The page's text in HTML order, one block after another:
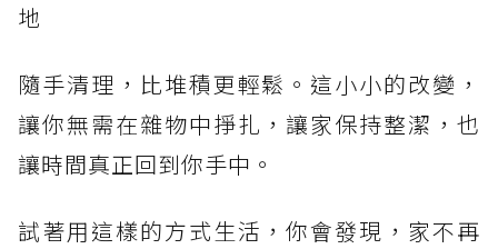
地
隨手清理，比堆積更輕鬆。這小小的改變，
讓你無需在雜物中掙扎，讓家保持整潔，也
讓時間真正回到你手中。
試著用這樣的方式生活，你會發現，家不再